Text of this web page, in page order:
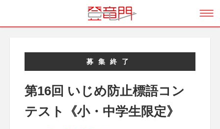
募集終了
第16回 いじめ防止標語コン
テスト《小・中学生限定》